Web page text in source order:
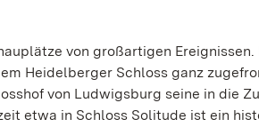
von großartigen
Heidelberger Schloss ganz
von Ludwigsburg seine in die
etwa in Schloss Solitude ist ein